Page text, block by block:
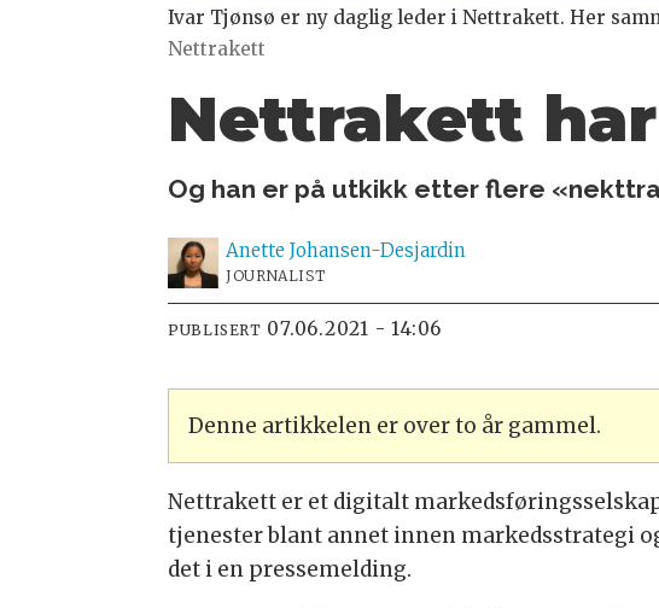
Ivar Tjønsø er ny daglig leder i Nettrakett. Her
Nettrakett
Nettrakett
Og han er på utkikk etter flere
Anette Johansen-Desjardin
JOURNALIST
PUBLISERT 07.06.2021 - 14:06
Denne artikkelen er over to år gammel.
Nettrakett er et digitalt
tjenester blant annet innen markedsstrategi
det i en pressemelding.